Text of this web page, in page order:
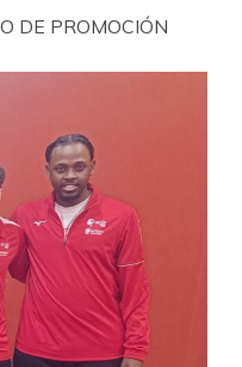
DE PROMOCIÓN